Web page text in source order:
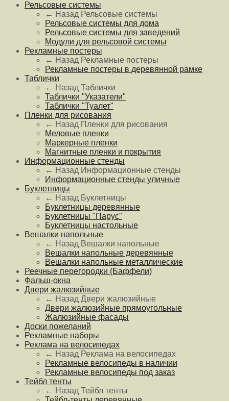
Рельсовые системы
← Назад Рельсовые системы
Рельсовые системы для дома
Рельсовые системы для заведений
Модули для рельсовой системы
Рекламные постеры
← Назад Рекламные постеры
Рекламные постеры в деревянной рамке
Таблички
← Назад Таблички
Таблички "Указатели"
Таблички "Туалет"
Пленки для рисования
← Назад Пленки для рисования
Меловые пленки
Маркерные пленки
Магнитные пленки и покрытия
Информационные стенды
← Назад Информационные стенды
Информационные стенды уличные
Буклетницы
← Назад Буклетницы
Буклетницы деревянные
Буклетницы "Парус"
Буклетницы настольные
Вешалки напольные
← Назад Вешалки напольные
Вешалки напольные деревянные
Вешалки напольные металлические
Реечные перегородки (Баффели)
Фальш-окна
Двери жалюзийные
← Назад Двери жалюзийные
Двери жалюзийные прямоугольные
Жалюзийные фасады
Доски пожеланий
Рекламные наборы
Реклама на велосипедах
← Назад Реклама на велосипедах
Рекламные велосипеды в наличии
Рекламные велосипеды под заказ
Тейбл тенты
← Назад Тейбл тенты